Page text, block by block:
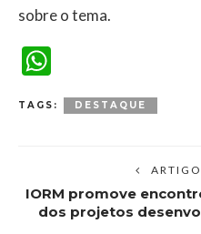
sobre o tema.
TAGS: DESTAQUE
IORM promove
dos projetos